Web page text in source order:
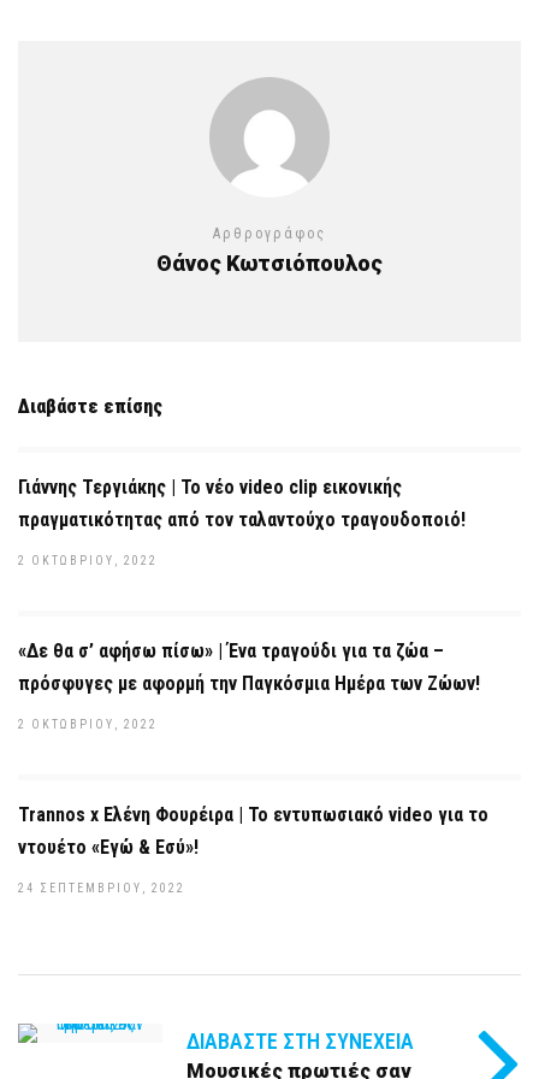
Αρθρογράφος
Θάνος Κωτσιόπουλος
Διαβάστε επίσης
Γιάννης Τεργιάκης | Το νέο video clip εικονικής
πραγματικότητας από τον ταλαντούχο τραγουδοποιό!
2 ΟΚΤΩΒΡΊΟΥ, 2022
«Δε θα σ’ αφήσω πίσω» | Ένα τραγούδι για τα ζώα –
πρόσφυγες με αφορμή την Παγκόσμια Ημέρα των Ζώων!
2 ΟΚΤΩΒΡΊΟΥ, 2022
Trannos x Ελένη Φουρέιρα | Το εντυπωσιακό video για το
ντουέτο «Εγώ & Εσύ»!
24 ΣΕΠΤΕΜΒΡΊΟΥ, 2022
ΔΙΑΒΆΣΤΕ ΣΤΗ ΣΥΝΈΧΕΙΑ
Μουσικές πρωτιές σαν